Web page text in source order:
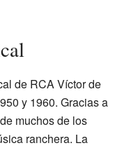
de RCA Víctor de
y 1960. Gracias a
muchos de los
ranchera. La